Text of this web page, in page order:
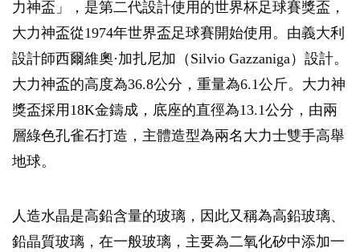
力神盃」，是第二代設計使用的世界杯足球賽獎盃，
大力神盃從1974年世界盃足球賽開始使用。由義大利
設計師西爾維奧·加扎尼加（Silvio Gazzaniga）設計。
大力神盃的高度為36.8公分，重量為6.1公斤。大力神
獎盃採用18K金鑄成，底座的直徑為13.1公分，由兩
層綠色孔雀石打造，主體造型為兩名大力士雙手高舉
地球。
人造水晶是高鉛含量的玻璃，因此又稱為高鉛玻璃、
鉛晶質玻璃，在一般玻璃，主要為二氧化矽中添加一